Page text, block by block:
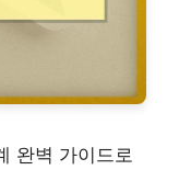
완벽 가이드로